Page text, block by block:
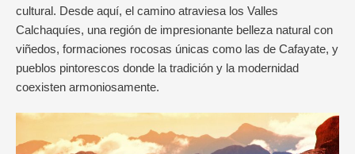
cultural. Desde aquí, el camino atraviesa los Valles
Calchaquíes, una región de impresionante belleza natural con
viñedos, formaciones rocosas únicas como las de Cafayate, y
pueblos pintorescos donde la tradición y la modernidad
coexisten armoniosamente.